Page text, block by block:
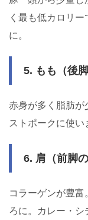
く最も低カロリ
に。
5. もも（後脚
赤身が多く脂肪が
ストポークに使い
6. 肩（前脚の
コラーゲンが豊
ろに。カレー・シ